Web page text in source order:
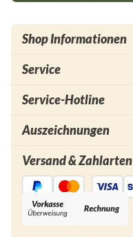
Shop Informationen
Service
Service-Hotline
Auszeichnungen
Versand & Zahlarten